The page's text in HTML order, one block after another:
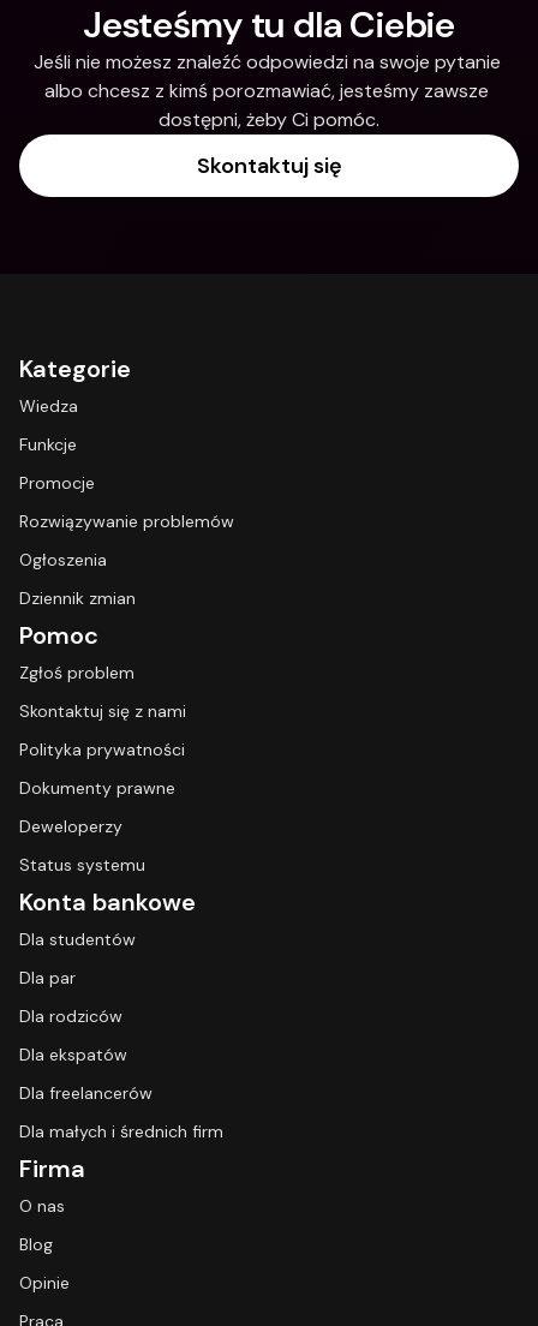
Jesteśmy tu dla Ciebie
Jeśli nie możesz znaleźć odpowiedzi na swoje pytanie
albo chcesz z kimś porozmawiać, jesteśmy zawsze
dostępni, żeby Ci pomóc.
Skontaktuj się
Kategorie
Wiedza
Funkcje
Promocje
Rozwiązywanie problemów
Ogłoszenia
Dziennik zmian
Pomoc
Zgłoś problem
Skontaktuj się z nami
Polityka prywatności
Dokumenty prawne
Deweloperzy
Status systemu
Konta bankowe
Dla studentów
Dla par
Dla rodziców
Dla ekspatów
Dla freelancerów
Dla małych i średnich firm
Firma
O nas
Blog
Opinie
Praca